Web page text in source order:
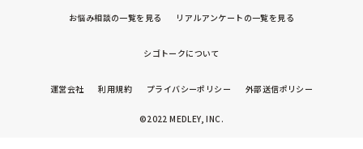
お悩み相談の一覧を見る リアルアンケートの一覧を見る
シゴトークについて
運営会社 利用規約 プライバシーポリシー 外部送信ポリシー
©2022 MEDLEY, INC.